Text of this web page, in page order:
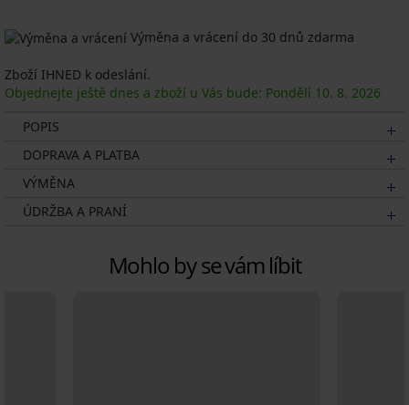
Výměna a vrácení do 30 dnů zdarma
Zboží IHNED k odeslání.
Objednejte ještě dnes a zboží u Vás bude: Pondělí 10. 8. 2026
POPIS
DOPRAVA A PLATBA
VÝMĚNA
ÚDRŽBA A PRANÍ
Mohlo by se vám líbit